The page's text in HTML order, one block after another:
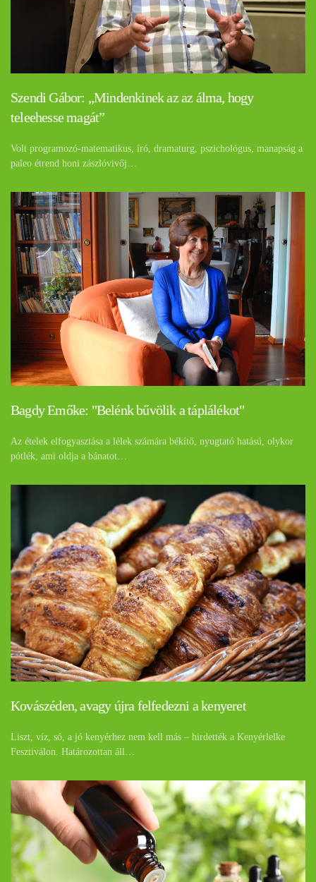
Szendi Gábor: „Mindenkinek az az álma, hogy
teleehesse magát”
Volt programozó-matematikus, író, dramaturg, pszichológus, manapság a
paleo étrend honi zászlóvivőj…
Bagdy Emőke: "Belénk bűvölik a táplálékot"
Az ételek elfogyasztása a lélek számára békítő, nyugtató hatású, olykor
pótlék, ami oldja a bánatot…
Kovászéden, avagy újra felfedezni a kenyeret
Liszt, víz, só, a jó kenyérhez nem kell más – hirdették a Kenyérlelke
Fesztiválon. Határozottan áll…